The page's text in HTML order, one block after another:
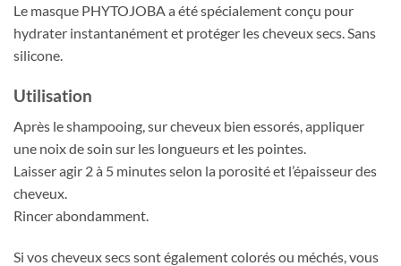
Le masque PHYTOJOBA a été spécialement conçu pour
hydrater instantanément et protéger les cheveux secs. Sans
silicone.
Utilisation
Après le shampooing, sur cheveux bien essorés, appliquer
une noix de soin sur les longueurs et les pointes.
Laisser agir 2 à 5 minutes selon la porosité et l’épaisseur des
cheveux.
Rincer abondamment.
Si vos cheveux secs sont également colorés ou méchés, vous